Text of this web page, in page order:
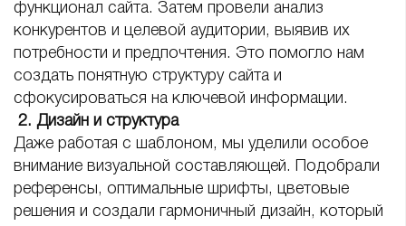
функционал сайта. Затем провели анализ
конкурентов и целевой аудитории, выявив их
потребности и предпочтения. Это помогло нам
создать понятную структуру сайта и
сфокусироваться на ключевой информации.
2. Дизайн и структура
Даже работая с шаблоном, мы уделили особое
внимание визуальной составляющей. Подобрали
референсы, оптимальные шрифты, цветовые
решения и создали гармоничный дизайн, который